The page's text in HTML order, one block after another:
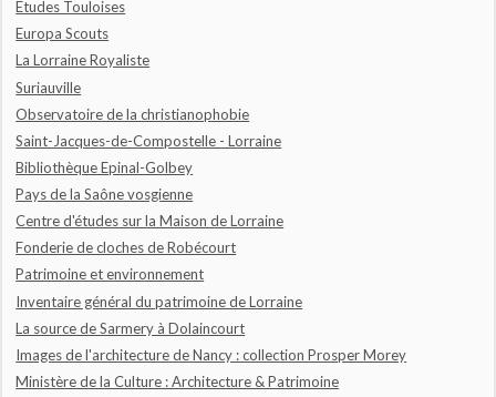
Etudes Touloises
Europa Scouts
La Lorraine Royaliste
Suriauville
Observatoire de la christianophobie
Saint-Jacques-de-Compostelle - Lorraine
Bibliothèque Epinal-Golbey
Pays de la Saône vosgienne
Centre d'études sur la Maison de Lorraine
Fonderie de cloches de Robécourt
Patrimoine et environnement
Inventaire général du patrimoine de Lorraine
La source de Sarmery à Dolaincourt
Images de l'architecture de Nancy : collection Prosper Morey
Ministère de la Culture : Architecture & Patrimoine